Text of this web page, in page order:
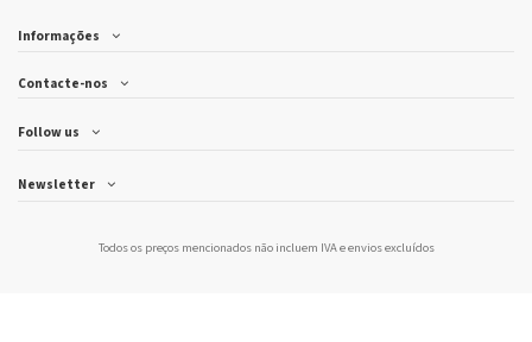
Informações
Contacte-nos
Follow us
Newsletter
Todos os preços mencionados não incluem IVA eenvios excluídos